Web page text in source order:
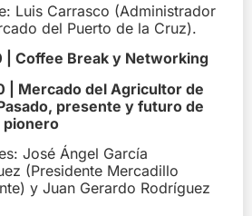
Luis Carrasco (Administrador
del Puerto de la Cruz).
| Coffee Break y Networking
| Mercado del Agricultor de
presente y futuro de
pionero
José Ángel García
(Presidente Mercadillo
y Juan Gerardo Rodríguez